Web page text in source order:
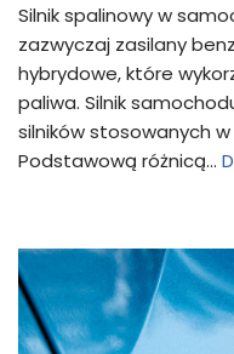
Silnik spalinowy w
zazwyczaj zasilany
hybrydowe, które
paliwa. Silnik
silników stosowanych
Podstawową różnicą…